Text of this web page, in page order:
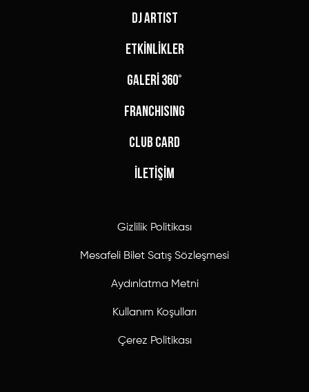
DJ ARTIST
ETKİNLİKLER
GALERİ 360°
FRANCHISING
CLUB CARD
İLETİŞİM
Gizlilik Politikası
Mesafeli Bilet Satış Sözleşmesi
Aydınlatma Metni
Kullanım Koşulları
Çerez Politikası